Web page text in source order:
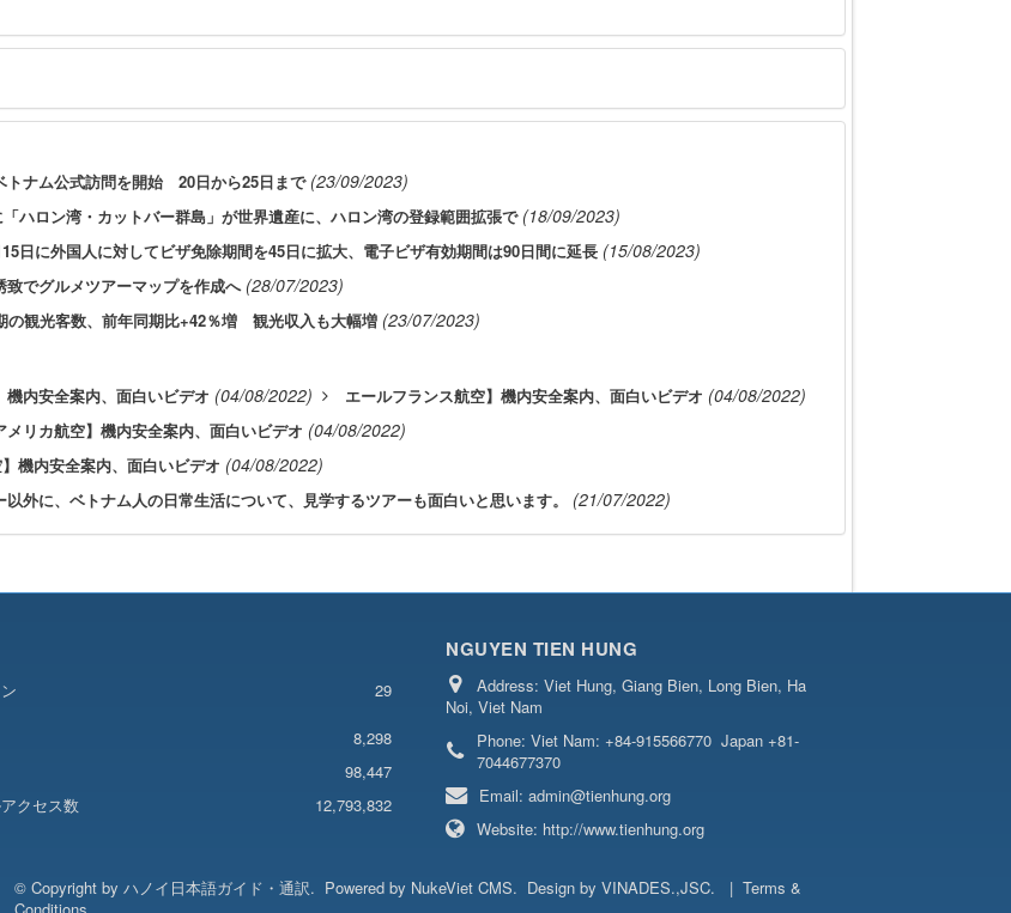
トナム公式訪問を開始 20日から25日まで (23/09/2023)
ハロン湾・カットバー群島」が世界遺産に、ハロン湾の登録範囲拡張で (18/09/2023)
日に外国人に対してビザ免除期間を45日に拡大、電子ビザ有効期間は90日間に延長 (15/08/2023)
致でグルメツアーマップを作成へ (28/07/2023)
の観光客数、前年同期比+42％増 観光収入も大幅増 (23/07/2023)
機内安全案内、面白いビデオ (04/08/2022) エールフランス航空】機内安全案内、面白いビデオ (04/08/2022)
メリカ航空】機内安全案内、面白いビデオ (04/08/2022)
】機内安全案内、面白いビデオ (04/08/2022)
外に、ベトナム人の日常生活について、見学するツアーも面白いと思います。 (21/07/2022)
29
8,298
98,447
クセス数
12,793,832
NGUYEN TIEN HUNG
Address: Viet Hung, Giang Bien, Long Bien, Ha
Noi, Viet Nam
Phone: Viet Nam: +84-915566770 Japan +81-
7044677370
Email: admin@tienhung.org
Website: http://www.tienhung.org
© Copyright by ハノイ日本語ガイド・通訳. Powered by NukeViet CMS. Design by VINADES.,JSC. | Terms &
Conditions